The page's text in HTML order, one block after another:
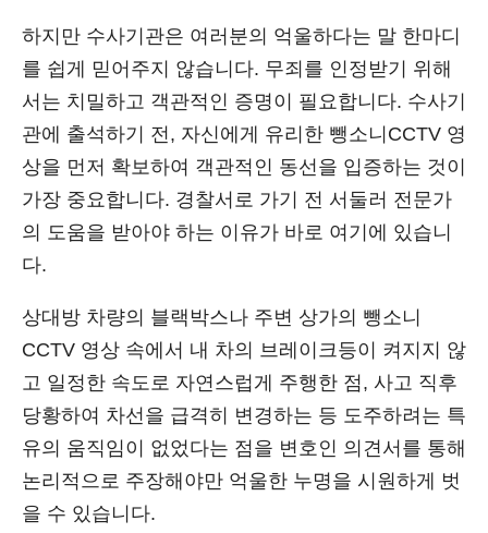
하지만 수사기관은 여러분의 억울하다는 말 한마디
를 쉽게 믿어주지 않습니다. 무죄를 인정받기 위해
서는 치밀하고 객관적인 증명이 필요합니다. 수사기
관에 출석하기 전, 자신에게 유리한 뺑소니CCTV 영
상을 먼저 확보하여 객관적인 동선을 입증하는 것이
가장 중요합니다. 경찰서로 가기 전 서둘러 전문가
의 도움을 받아야 하는 이유가 바로 여기에 있습니
다.
상대방 차량의 블랙박스나 주변 상가의 뺑소니
CCTV 영상 속에서 내 차의 브레이크등이 켜지지 않
고 일정한 속도로 자연스럽게 주행한 점, 사고 직후
당황하여 차선을 급격히 변경하는 등 도주하려는 특
유의 움직임이 없었다는 점을 변호인 의견서를 통해
논리적으로 주장해야만 억울한 누명을 시원하게 벗
을 수 있습니다.